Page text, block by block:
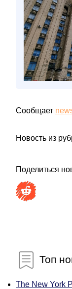
Сообщает
Новость из
Поделиться
Топ
The New York